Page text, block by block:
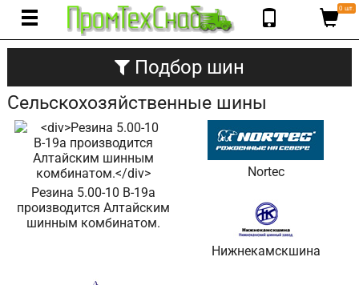
0 шт.
Подбор шин
Сельскохозяйственные шины
Резина 5.00-10 В-19а
производится Алтайским
шинным комбинатом.
Nortec
Нижнекамскшина